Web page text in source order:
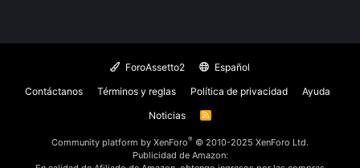
ForoAssetto2
Español
Contáctanos
Términos y reglas Política de privacidad
Ayuda
Noticias
R
Community platform by XenForo® © 2010-2025 XenForo Ltd.
Publicidad de Amazon: